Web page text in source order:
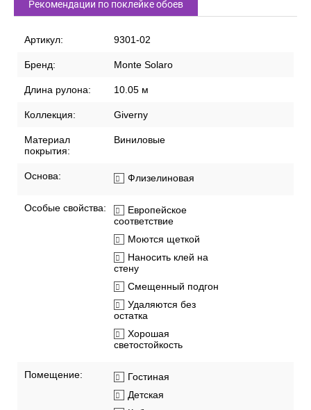
Рекомендации по поклейке обоев
Артикул: 9301-02
Бренд: Monte Solaro
Длина рулона: 10.05 м
Коллекция: Giverny
Материал
покрытия:
Виниловые
Основа: Флизелиновая
Особые свойства:
Европейское
соответствие
Моются щеткой
Наносить клей на
стену
Смещенный подгон
Удаляются без
остатка
Хорошая
светостойкость
Помещение:
Гостиная
Детская